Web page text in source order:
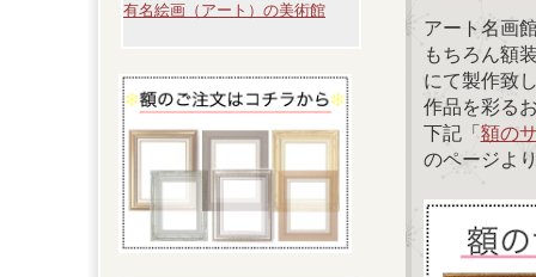
有名絵画（アート）の美術館
アート名画
もちろん額
にて製作致
作品を彩る
下記「額の
のページよ